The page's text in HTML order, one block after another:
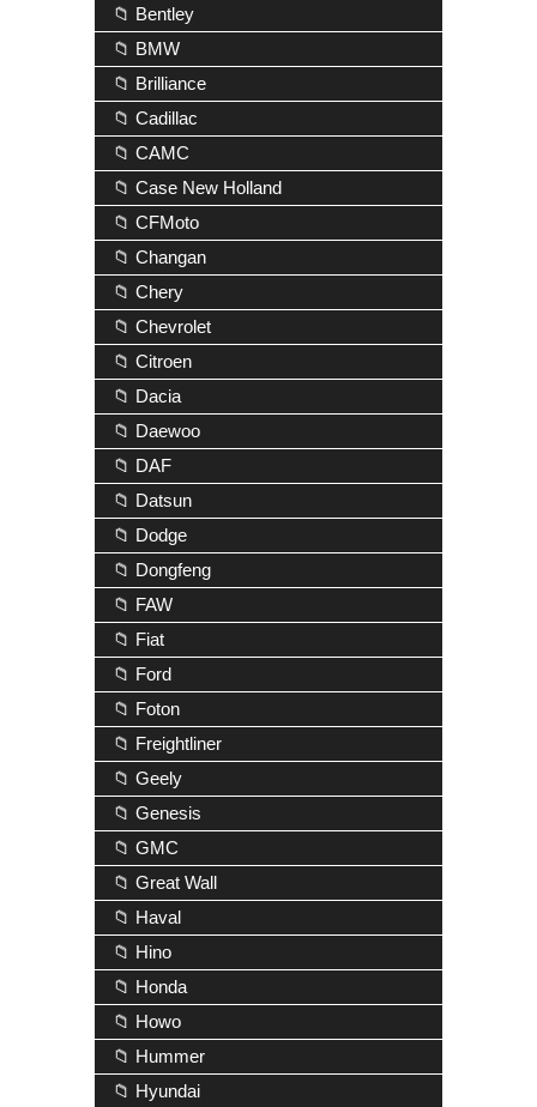
📁 Bentley
📁 BMW
📁 Brilliance
📁 Cadillac
📁 CAMC
📁 Case New Holland
📁 CFMoto
📁 Changan
📁 Chery
📁 Chevrolet
📁 Citroen
📁 Dacia
📁 Daewoo
📁 DAF
📁 Datsun
📁 Dodge
📁 Dongfeng
📁 FAW
📁 Fiat
📁 Ford
📁 Foton
📁 Freightliner
📁 Geely
📁 Genesis
📁 GMC
📁 Great Wall
📁 Haval
📁 Hino
📁 Honda
📁 Howo
📁 Hummer
📁 Hyundai